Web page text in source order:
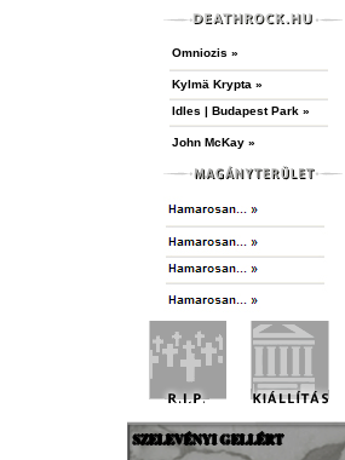
Omniozis »
Kylmä Krypta »
Idles | Budapest Park »
John McKay »
SZELEVÉNYI GELLÉRT